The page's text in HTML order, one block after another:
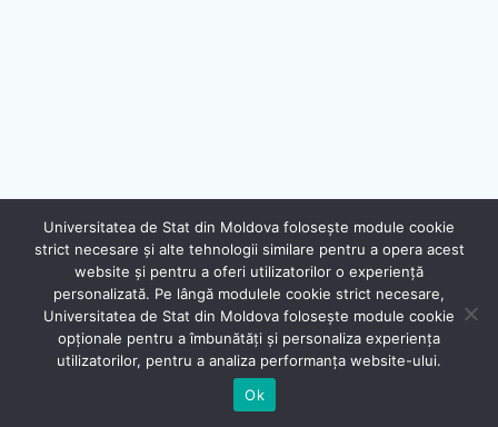
Secție Programare Web al USM ®
Universitatea de Stat din Moldova folosește module cookie
strict necesare și alte tehnologii similare pentru a opera acest
website și pentru a oferi utilizatorilor o experiență
personalizată. Pe lângă modulele cookie strict necesare,
Universitatea de Stat din Moldova folosește module cookie
opționale pentru a îmbunătăți și personaliza experiența
utilizatorilor, pentru a analiza performanța website-ului.
Ok